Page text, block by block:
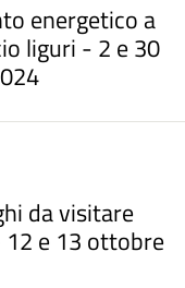
energetico a
liguri - 2 e 30
da visitare
e 13 ottobre